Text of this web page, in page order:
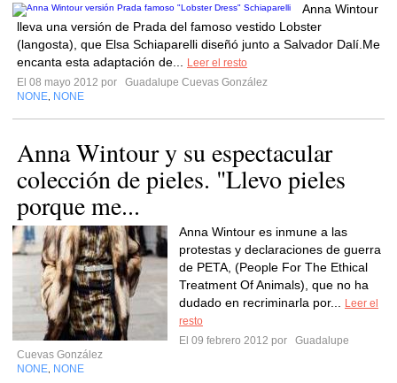
Anna Wintour
lleva una versión de Prada del famoso vestido Lobster
(langosta), que Elsa Schiaparelli diseñó junto a Salvador Dalí.Me
encanta esta adaptación de...
Leer el resto
El 08 mayo 2012 por
Guadalupe Cuevas González
NONE NONE
Anna Wintour y su espectacular
colección de pieles. "Llevo pieles
porque me...
Anna Wintour es inmune a las
protestas y declaraciones de guerra
de PETA, (People For The Ethical
Treatment Of Animals), que no ha
dudado en recriminarla por...
Leer el
resto
El 09 febrero 2012 por
Guadalupe
Cuevas González
NONE NONE